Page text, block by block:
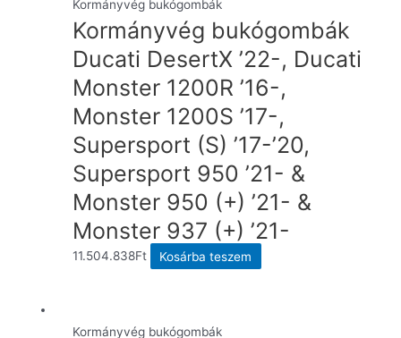
Kormányvég bukógombák
Kormányvég bukógombák
Ducati DesertX ’22-, Ducati
Monster 1200R ’16-,
Monster 1200S ’17-,
Supersport (S) ’17-’20,
Supersport 950 ’21- &
Monster 950 (+) ’21- &
Monster 937 (+) ’21-
11.504.838Ft Kosárba teszem
Kormányvég bukógombák